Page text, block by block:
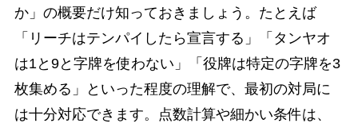
か」の概要だけ知っておきましょう。たとえば
「リーチはテンパイしたら宣言する」「タンヤオ
は1と9と字牌を使わない」「役牌は特定の字牌を3
枚集める」といった程度の理解で、最初の対局に
は十分対応できます。点数計算や細かい条件は、